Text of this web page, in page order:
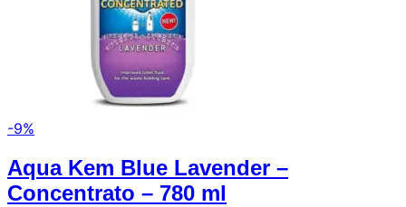
-9%
Aqua Kem Blue Lavender –
Concentrato – 780 ml